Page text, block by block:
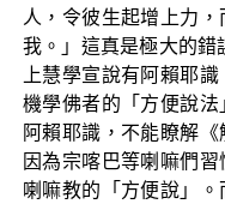
人，令彼生起增上力
我。」這真是極大的錯
上慧學宣說有阿賴耶
機學佛者的「方便說
阿賴耶識，不能瞭解
因為宗喀巴等喇嘛們
喇嘛教的「方便說」